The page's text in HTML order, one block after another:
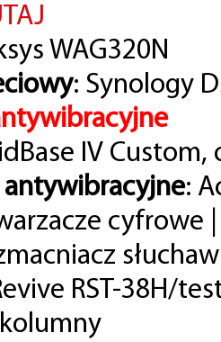
WAG320N
: Synology
IV Custom,
:
cyfrowe
RST-38H/